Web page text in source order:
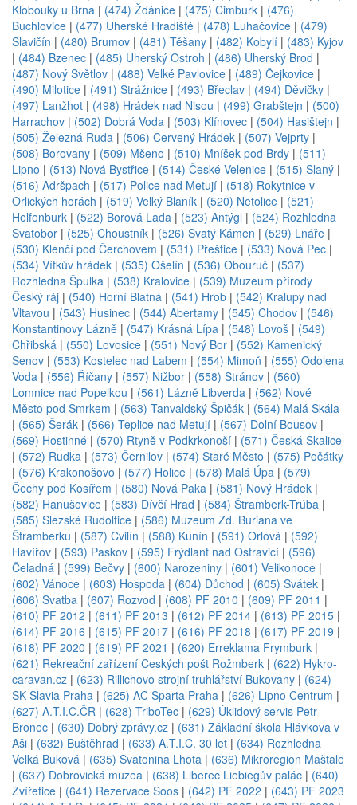
Klobouky u Brna | (474) Ždánice | (475) Cimburk | (476)
Buchlovice | (477) Uherské Hradiště | (478) Luhačovice | (479)
Slavičín | (480) Brumov | (481) Těšany | (482) Kobylí | (483) Kyjov
| (484) Bzenec | (485) Uherský Ostroh | (486) Uherský Brod |
(487) Nový Světlov | (488) Velké Pavlovice | (489) Čejkovice |
(490) Milotice | (491) Strážnice | (493) Břeclav | (494) Děvičky |
(497) Lanžhot | (498) Hrádek nad Nisou | (499) Grabštejn | (500)
Harrachov | (502) Dobrá Voda | (503) Klínovec | (504) Hasištejn |
(505) Železná Ruda | (506) Červený Hrádek | (507) Vejprty |
(508) Borovany | (509) Mšeno | (510) Mníšek pod Brdy | (511)
Lipno | (513) Nová Bystřice | (514) České Velenice | (515) Slaný |
(516) Adršpach | (517) Police nad Metují | (518) Rokytnice v
Orlických horách | (519) Velký Blaník | (520) Netolice | (521)
Helfenburk | (522) Borová Lada | (523) Antýgl | (524) Rozhledna
Svatobor | (525) Choustník | (526) Svatý Kámen | (529) Lnáře |
(530) Klenčí pod Čerchovem | (531) Přeštice | (533) Nová Pec |
(534) Vítkův hrádek | (535) Ošelín | (536) Obouruč | (537)
Rozhledna Špulka | (538) Kralovice | (539) Muzeum přírody
Český ráj | (540) Horní Blatná | (541) Hrob | (542) Kralupy nad
Vltavou | (543) Husinec | (544) Abertamy | (545) Chodov | (546)
Konstantinovy Lázně | (547) Krásná Lípa | (548) Lovoš | (549)
Chřibská | (550) Lovosice | (551) Nový Bor | (552) Kamenický
Šenov | (553) Kostelec nad Labem | (554) Mimoň | (555) Odolena
Voda | (556) Říčany | (557) Nižbor | (558) Stránov | (560)
Lomnice nad Popelkou | (561) Lázně Libverda | (562) Nové
Město pod Smrkem | (563) Tanvaldský Špičák | (564) Malá Skála
| (565) Šerák | (566) Teplice nad Metují | (567) Dolní Bousov |
(569) Hostinné | (570) Rtyně v Podkrkonoší | (571) Česká Skalice
| (572) Rudka | (573) Černilov | (574) Staré Město | (575) Počátky
| (576) Krakonošovo | (577) Holice | (578) Malá Úpa | (579)
Čechy pod Kosířem | (580) Nová Paka | (581) Nový Hrádek |
(582) Hanušovice | (583) Dívčí Hrad | (584) Štramberk-Trúba |
(585) Slezské Rudoltice | (586) Muzeum Zd. Buriana ve
Štramberku | (587) Cvilín | (588) Kunín | (591) Orlová | (592)
Havířov | (593) Paskov | (595) Frýdlant nad Ostravicí | (596)
Čeladná | (599) Bečvy | (600) Narozeniny | (601) Velikonoce |
(602) Vánoce | (603) Hospoda | (604) Důchod | (605) Svátek |
(606) Svatba | (607) Rozvod | (608) PF 2010 | (609) PF 2011 |
(610) PF 2012 | (611) PF 2013 | (612) PF 2014 | (613) PF 2015 |
(614) PF 2016 | (615) PF 2017 | (616) PF 2018 | (617) PF 2019 |
(618) PF 2020 | (619) PF 2021 | (620) Erreklama Frymburk |
(621) Rekreační zařízení Českých pošt Rožmberk | (622) Hykro-
caravan.cz | (623) Rillichovo strojní truhlářství Bukovany | (624)
SK Slavia Praha | (625) AC Sparta Praha | (626) Lipno Centrum |
(627) A.T.I.C.ČR | (628) TriboTec | (629) Úklidový servis Petr
Bronec | (630) Dobrý zprávy.cz | (631) Základní škola Hlávkova v
Aši | (632) Buštěhrad | (633) A.T.I.C. 30 let | (634) Rozhledna
Velká Buková | (635) Svatonina Lhota | (636) Mikroregion Maštale
| (637) Dobrovická muzea | (638) Liberec Liebiegův palác | (640)
Zvířetice | (641) Rezervace Soos | (642) PF 2022 | (643) PF 2023